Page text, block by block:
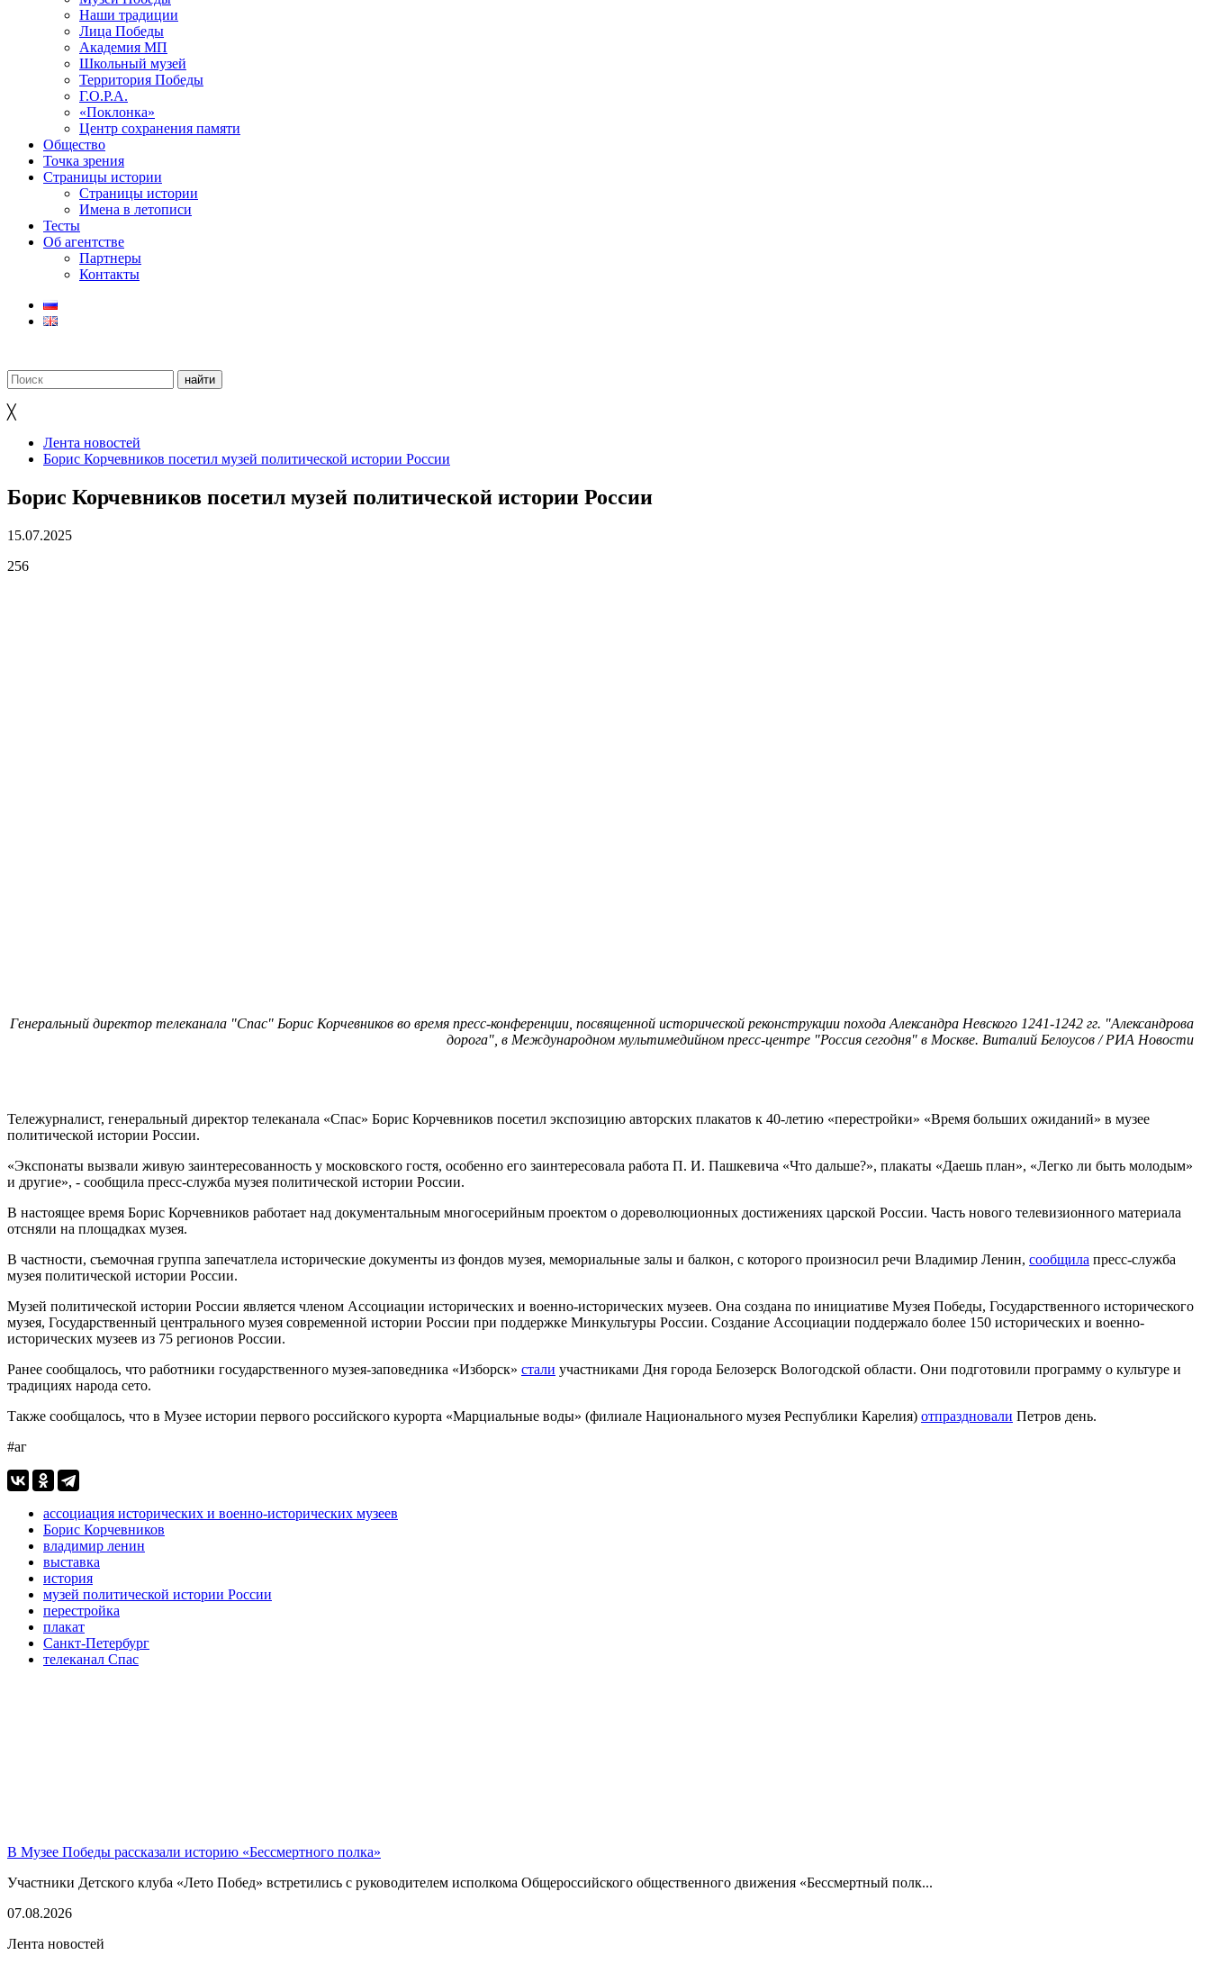
Наши традиции
Лица Победы
Академия МП
Школьный музей
Территория Победы
Г.О.Р.А.
«Поклонка»
Центр сохранения памяти
Общество
Точка зрения
Страницы истории
Страницы истории
Имена в летописи
Тесты
Об агентстве
Партнеры
Контакты
╳
Лента новостей
Борис Корчевников посетил музей политической истории России
Борис Корчевников посетил музей политической истории России
15.07.2025
256
Генеральный директор телеканала "Спас" Борис Корчевников во время пресс-конференции, посвященной исторической реконструкции похода Александра Невского 1241-1242 гг. "Александрова
дорога", в Международном мультимедийном пресс-центре "Россия сегодня" в Москве. Виталий Белоусов / РИА Новости
Тележурналист, генеральный директор телеканала «Спас» Борис Корчевников посетил экспозицию авторских плакатов к 40-летию «перестройки» «Время больших ожиданий» в музее
политической истории России.
«Экспонаты вызвали живую заинтересованность у московского гостя, особенно его заинтересовала работа П. И. Пашкевича «Что дальше?», плакаты «Даешь план», «Легко ли быть молодым»
и другие», - сообщила пресс-служба музея политической истории России.
В настоящее время Борис Корчевников работает над документальным многосерийным проектом о дореволюционных достижениях царской России. Часть нового телевизионного материала
отсняли на площадках музея.
В частности, съемочная группа запечатлела исторические документы из фондов музея, мемориальные залы и балкон, с которого произносил речи Владимир Ленин, сообщила пресс-служба
музея политической истории России.
Музей политической истории России является членом Ассоциации исторических и военно-исторических музеев. Она создана по инициативе Музея Победы, Государственного исторического
музея, Государственный центрального музея современной истории России при поддержке Минкультуры России. Создание Ассоциации поддержало более 150 исторических и военно-
исторических музеев из 75 регионов России.
Ранее сообщалось, что работники государственного музея-заповедника «Изборск» стали участниками Дня города Белозерск Вологодской области. Они подготовили программу о культуре и
традициях народа сето.
Также сообщалось, что в Музее истории первого российского курорта «Марциальные воды» (филиале Национального музея Республики Карелия) отпраздновали Петров день.
#аг
ассоциация исторических и военно-исторических музеев
Борис Корчевников
владимир ленин
выставка
история
музей политической истории России
перестройка
плакат
Санкт-Петербург
телеканал Спас
В Музее Победы рассказали историю «Бессмертного полка»
Участники Детского клуба «Лето Побед» встретились с руководителем исполкома Общероссийского общественного движения «Бессмертный полк...
07.08.2026
Лента новостей